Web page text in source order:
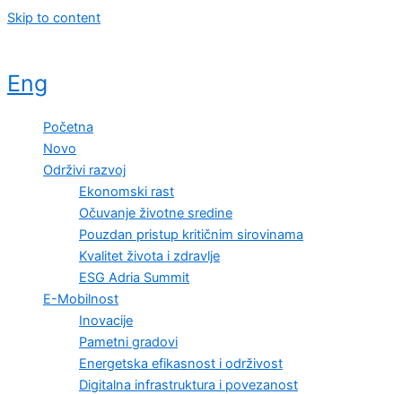
Skip to content
Eng
Početna
Novo
Održivi razvoj
Ekonomski rast
Očuvanje životne sredine
Pouzdan pristup kritičnim sirovinama
Kvalitet života i zdravlje
ESG Adria Summit
E-Mobilnost
Inovacije
Pametni gradovi
Energetska efikasnost i održivost
Digitalna infrastruktura i povezanost